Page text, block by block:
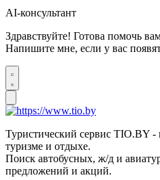
AI-консультант
Здравствуйте! Готова помочь
Напишите мне, если у вас
Туристический сервис TIO.BY
туризме и отдыхе.
Поиск автобусных, ж/д и
предложений и акций.